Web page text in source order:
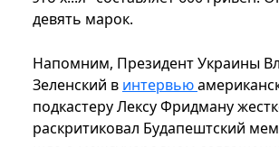
девять марок.
Напомним, Президент Украины
Зеленский в интервью
подкастеру Лексу Фридману
раскритиковал Будапештский